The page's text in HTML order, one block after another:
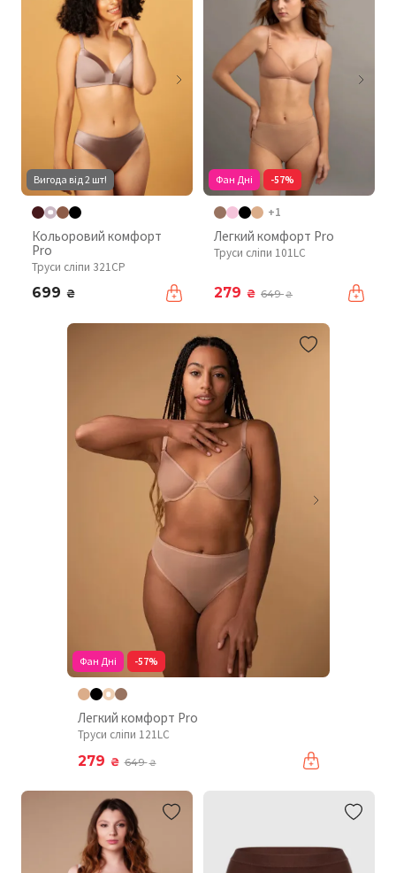
Вигода від 2 шт!
Кольоровий комфорт
Pro
Труси сліпи 321CP
699 ₴
Фан Дні -57%
+1
Легкий комфорт Pro
Труси сліпи 101LC
279 ₴ 649₴
Фан Дні -57%
Легкий комфорт Pro
Труси сліпи 121LC
279 ₴ 649₴